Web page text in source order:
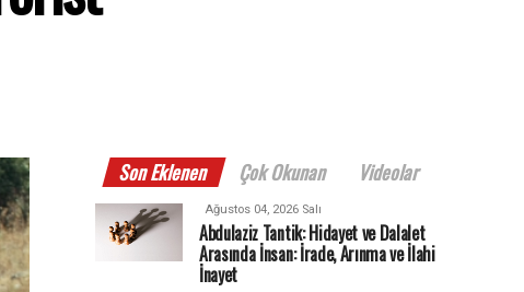
Son Eklenen Çok Okunan Videolar
Ağustos 04, 2026 Salı
Abdulaziz Tantik: Hidayet ve Dalalet
Arasında İnsan: İrade, Arınma ve İlahi
İnayet